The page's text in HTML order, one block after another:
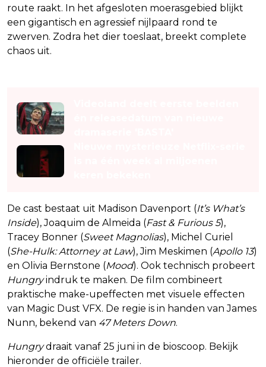
route raakt. In het afgesloten moerasgebied blijkt
een gigantisch en agressief nijlpaard rond te
zwerven. Zodra het dier toeslaat, breekt complete
chaos uit.
De cast bestaat uit Madison Davenport (It’s What’s
Inside), Joaquim de Almeida (Fast & Furious 5),
Tracey Bonner (Sweet Magnolias), Michel Curiel
(She-Hulk: Attorney at Law), Jim Meskimen (Apollo 13)
en Olivia Bernstone (Mood). Ook technisch probeert
Hungryindruk te maken. De film combineert
praktische make-upeffecten met visuele effecten
van Magic Dust VFX. De regie is in handen van James
Nunn, bekend van 47 Meters Down.
Hungrydraait vanaf 25 juni in de bioscoop. Bekijk
hieronder de officiële trailer.